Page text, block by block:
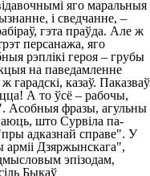
яго маральныя
і сведчанне, –
гэта праўда. Але ж
персанажа, яго
рэплікі героя – грубы
на паведамленне
казаў. Паказваў
А то ўсё – рабочы,
Асобныя фразы, агульны
што Сурвіла па-
адказнай справе". У
арміі Дзяржынскага",
эпізодам,
Быкаў